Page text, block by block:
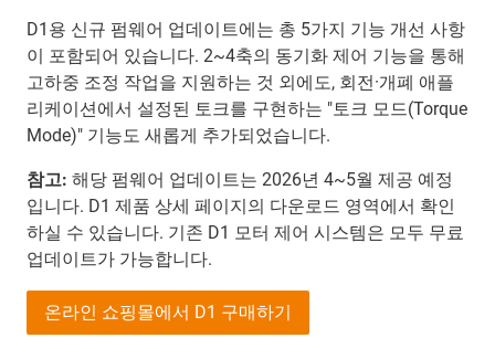
D1용 신규 펌웨어 업데이트에는 총 5가지 기능 개선 사항
이 포함되어 있습니다. 2~4축의 동기화 제어 기능을 통해
고하중 조정 작업을 지원하는 것 외에도, 회전·개폐 애플
리케이션에서 설정된 토크를 구현하는 "토크 모드(Torque
Mode)" 기능도 새롭게 추가되었습니다.
참고: 해당 펌웨어 업데이트는 2026년 4~5월 제공 예정
입니다. D1 제품 상세 페이지의 다운로드 영역에서 확인
하실 수 있습니다. 기존 D1 모터 제어 시스템은 모두 무료
업데이트가 가능합니다.
온라인 쇼핑몰에서 D1 구매하기